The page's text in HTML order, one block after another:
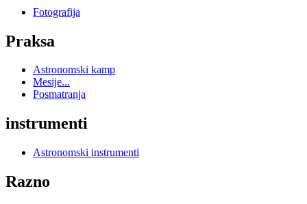
Fotografija
Praksa
Astronomski kamp
Mesije...
Posmatranja
instrumenti
Astronomski instrumenti
Razno